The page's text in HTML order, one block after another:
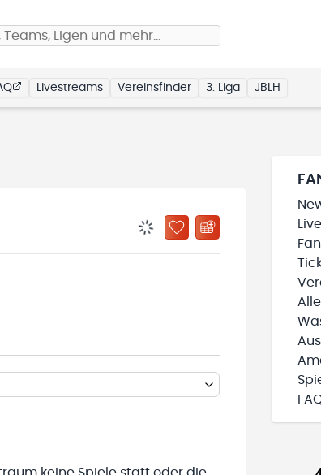
Ligen und mehr…
Livestreams Vereinsfinder 3. Liga JBLH
BENACHRICHTIGUNGSSTATUS
ZU „MEINE TEAMS“